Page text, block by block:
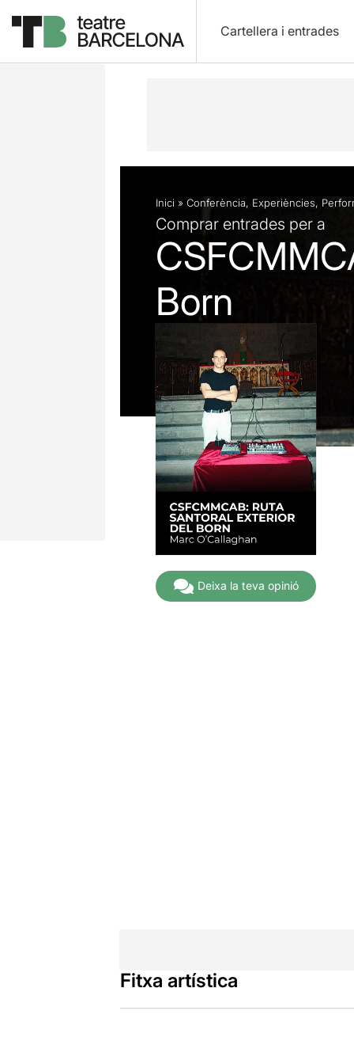
Cartellera i entrades
Descripció Fitxa artística Fotos i
Inici » Conferència, Experiències,
Comprar entrades per a
Born
Deixa la teva opinió
Fitxa artística